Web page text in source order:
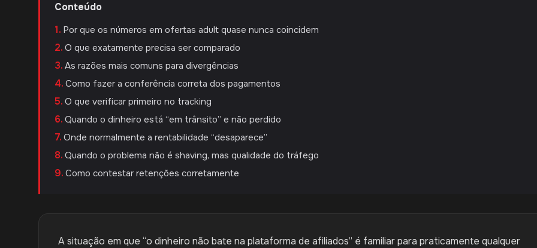
Conteúdo
Por que os números em ofertas adult quase nunca coincidem
O que exatamente precisa ser comparado
As razões mais comuns para divergências
Como fazer a conferência correta dos pagamentos
O que verificar primeiro no tracking
Quando o dinheiro está “em trânsito” e não perdido
Onde normalmente a rentabilidade “desaparece”
Quando o problema não é shaving, mas qualidade do tráfego
Como contestar retenções corretamente
A situação em que “o dinheiro não bate na plataforma de afiliados” é familiar para praticamente qualquer